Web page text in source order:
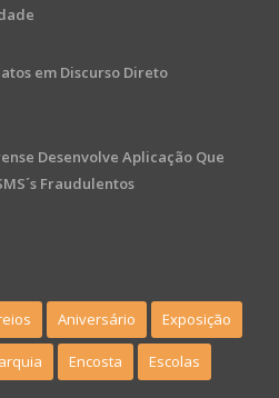
em Discurso Direto
Desenvolve Aplicação Que
Fraudulentos
Aniversário Exposição
Encosta Escolas